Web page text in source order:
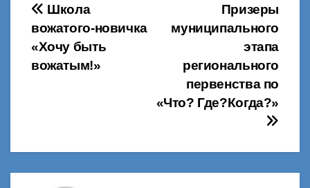
Навигация
по
записям
Призеры
муниципального
этапа
регионального
первенства по
«Что? Где?Когда?»
Школа
вожатого-новичка
«Хочу быть
вожатым!»